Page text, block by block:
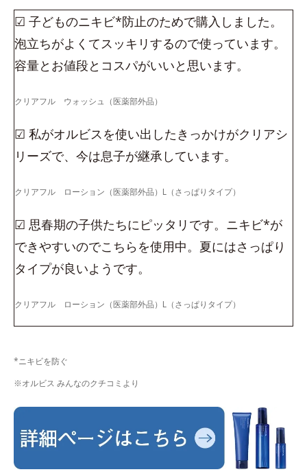
☑ 子どものニキビ*防止のためで購入しました。
泡立ちがよくてスッキリするので使っています。
容量とお値段とコスパがいいと思います。
クリアフル ウォッシュ（医薬部外品）
☑ 私がオルビスを使い出したきっかけがクリアシ
リーズで、今は息子が継承しています。
クリアフル ローション（医薬部外品）L（さっぱりタイプ）
☑ 思春期の子供たちにピッタリです。ニキビ*が
できやすいのでこちらを使用中。夏にはさっぱり
タイプが良いようです。
クリアフル ローション（医薬部外品）L（さっぱりタイプ）
*ニキビを防ぐ
※オルビス みんなのクチコミより